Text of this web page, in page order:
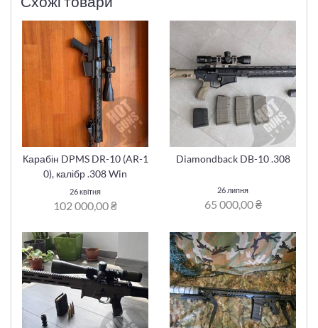
Карабін DPMS DR-10 (AR-1
0), калібр .308 Win
26 квітня
102 000,00 ₴
Diamondback DB-10 .308
26 липня
65 000,00 ₴